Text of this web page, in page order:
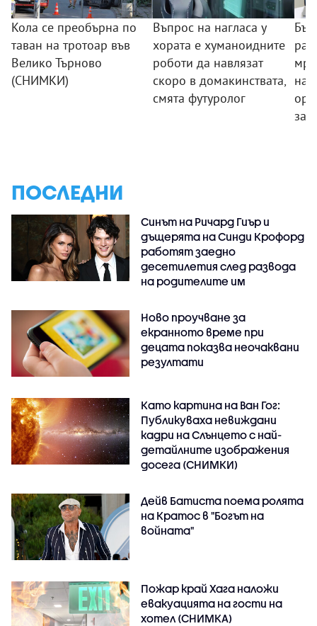
Кола се преобърна по
таван на тротоар във
Велико Търново
(СНИМКИ)
Въпрос на нагласа у
хората е хуманоидните
роботи да навлязат
скоро в домакинствата,
смята футуролог
ПОСЛЕДНИ
Синът на Ричард Гиър и
дъщерята на Синди Крофорд
работят заедно
десетилетия след развода
на родителите им
Ново проучване за
екранното време при
децата показва неочаквани
резултати
Като картина на Ван Гог:
Публикуваха невиждани
кадри на Слънцето с най-
детайлните изображения
досега (СНИМКИ)
Дейв Батиста поема ролята
на Кратос в "Богът на
войната"
Пожар край Хага наложи
евакуацията на гости на
хотел (СНИМКА)